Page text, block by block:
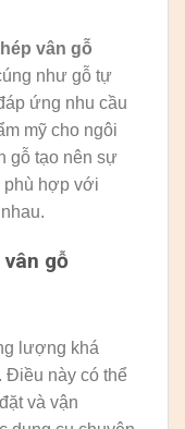
vân gỗ
như gỗ tự
ứng nhu cầu
mỹ cho ngôi
gỗ tạo nên sự
phù hợp với
gỗ
lượng khá
Điều này có thể
và vận